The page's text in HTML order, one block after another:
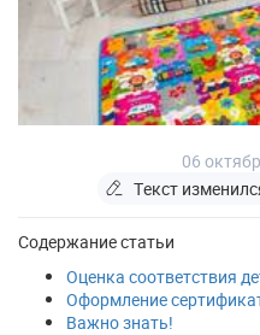
06
Текст
Содержание статьи
Оценка соответствия
Оформление
Важно знать!